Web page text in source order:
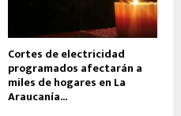
Cortes de electricidad
programados afectarán a
miles de hogares en La
Araucanía...